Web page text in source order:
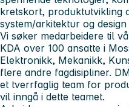
kretskort, produktutvikling
system/arkitektur og
Vi søker medarbeidere til
KDA over 100 ansatte i
Elektronikk, Mekanikk,
flere andre fagdisipliner.
et tverrfaglig team for
vil inngå i dette teamet.